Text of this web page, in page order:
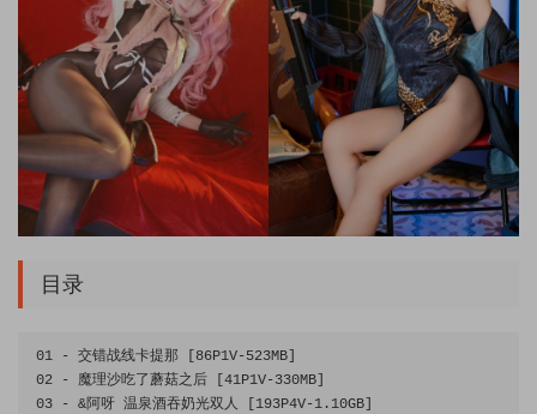
目录
01 - 交错战线卡提那 [86P1V-523MB]
02
- 魔理沙吃了蘑菇之后 [41P1V-330MB]
03
- &阿呀 温泉酒吞奶光双人 [193P4V-1.10GB]